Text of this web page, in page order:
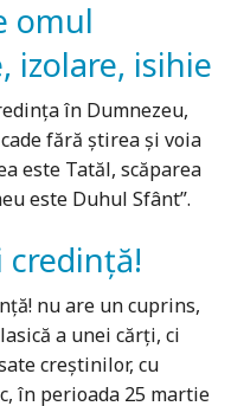
omul
izolare, isihie
în Dumnezeu,
fără știrea și voia
este Tatăl, scăparea
este Duhul Sfânt”.
credință!
nu are un cuprins,
a unei cărți, ci
creștinilor, cu
în perioada 25 martie